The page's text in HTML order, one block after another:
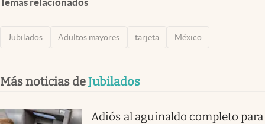
Jubilados Adultos mayores tarjeta México
Más noticias deJubilados
Adiós al aguinaldo completo para